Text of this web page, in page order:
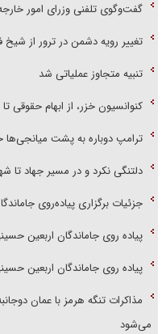
گفت‌وگوی تلفنی وزرای امور
تغییر رویه دشمن در ترور از شیخ
تنبیه متجاوز عملیاتی شد
کنوانسیون خزر، از ابهام حقوقی تا
ترامپ دوباره به پشت میانجی‌ها
دلتنگی نکرد و در مسیر جهاد تا
جزئیات برگزاری پیاده‌روی
پیاده روی جاماندگان اربعین
پیاده روی جاماندگان اربعین
مذاکرات تنگه هرمز با عمان
می‌شود